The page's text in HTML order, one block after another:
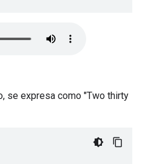
se expresa como "Two thirty